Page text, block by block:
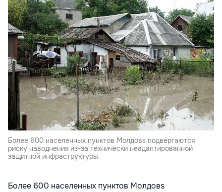
Более 600 населенных пунктов Молдовs подвергаются
риску наводнения из-за технически неадаптированной
защитной инфраструктуры.
Более 600 населенных пунктов Молдовs